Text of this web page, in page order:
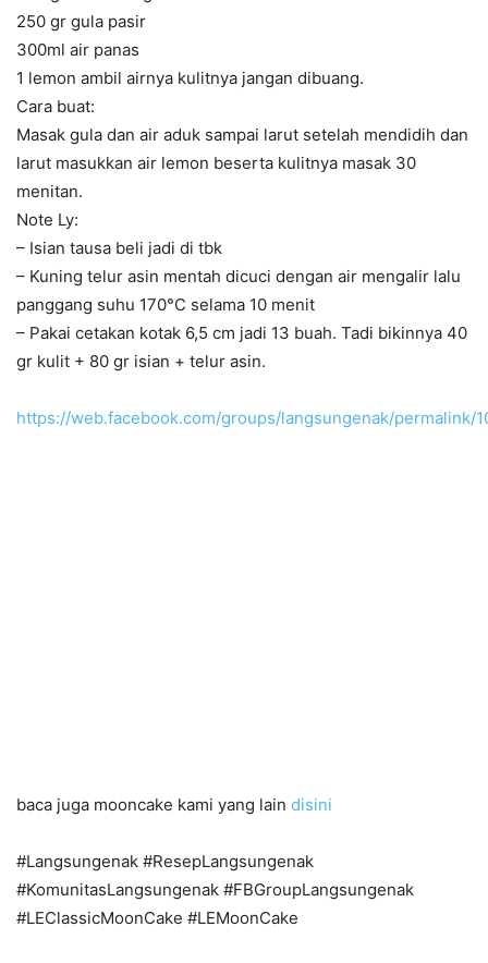
250 gr gula pasir
300ml air panas
1 lemon ambil airnya kulitnya jangan dibuang.
Cara buat:
Masak gula dan air aduk sampai larut setelah mendidih dan
larut masukkan air lemon beserta kulitnya masak 30
menitan.
Note Ly:
– Isian tausa beli jadi di tbk
– Kuning telur asin mentah dicuci dengan air mengalir lalu
panggang suhu 170°C selama 10 menit
– Pakai cetakan kotak 6,5 cm jadi 13 buah. Tadi bikinnya 40
gr kulit + 80 gr isian + telur asin.
https://web.facebook.com/groups/langsungenak/permalink/
baca juga mooncake kami yang lain disini
#Langsungenak #ResepLangsungenak
#KomunitasLangsungenak #FBGroupLangsungenak
#LEClassicMoonCake #LEMoonCake